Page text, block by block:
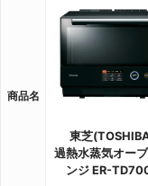
商品名
東芝
過熱水蒸気オー
ンジ ER-